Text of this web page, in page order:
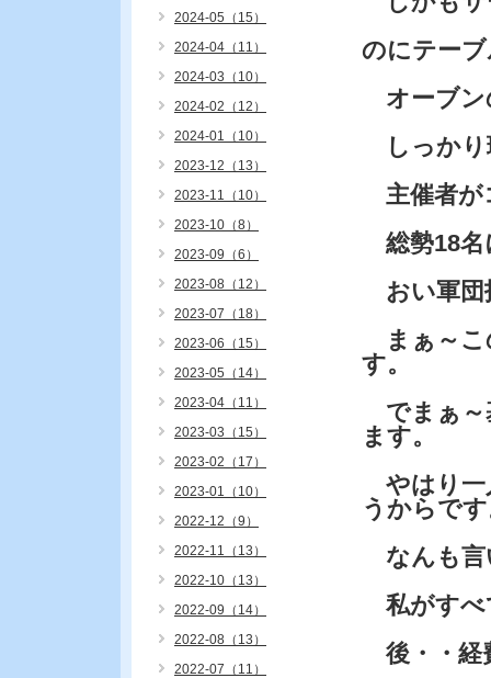
のにテー
オーブン
しっかり
主催者が
総勢18名
おい軍団
まぁ～こ
す。
でまぁ～
ます。
やはり一
うからで
なんも言
私がすべ
後・・経
2024-05（15）
2024-04（11）
2024-03（10）
2024-02（12）
2024-01（10）
2023-12（13）
2023-11（10）
2023-10（8）
2023-09（6）
2023-08（12）
2023-07（18）
2023-06（15）
2023-05（14）
2023-04（11）
2023-03（15）
2023-02（17）
2023-01（10）
2022-12（9）
2022-11（13）
2022-10（13）
2022-09（14）
2022-08（13）
2022-07（11）